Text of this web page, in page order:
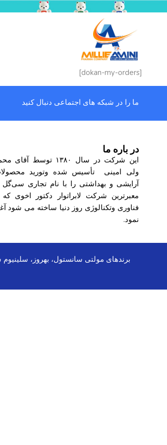
[dokan-my-orders]
ما را در شبکه های اجتماعی دنبال کنید
در باره ما
این شرکت در سال ۱۳۸۰ توسط آقای
ولی امینی تأسیس شده وتورید
آرایشی و بهداشتی را با نام تجاری سی‌گل
معبرترین شرکت لابراتوار دکتور اخوی که
فناوری وتکنالوژی روز دنیا ساخته می شود
نمود.